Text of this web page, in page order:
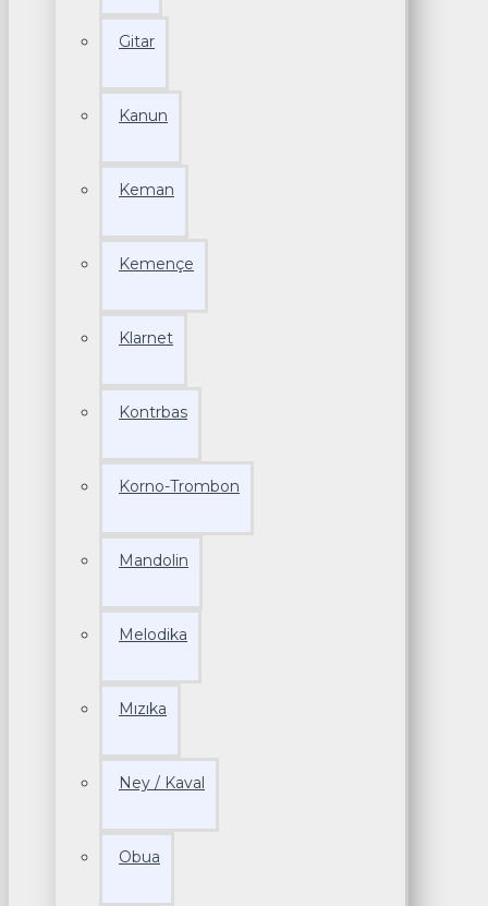
Gitar
Kanun
Keman
Kemençe
Klarnet
Kontrbas
Korno-Trombon
Mandolin
Melodika
Mızıka
Ney / Kaval
Obua